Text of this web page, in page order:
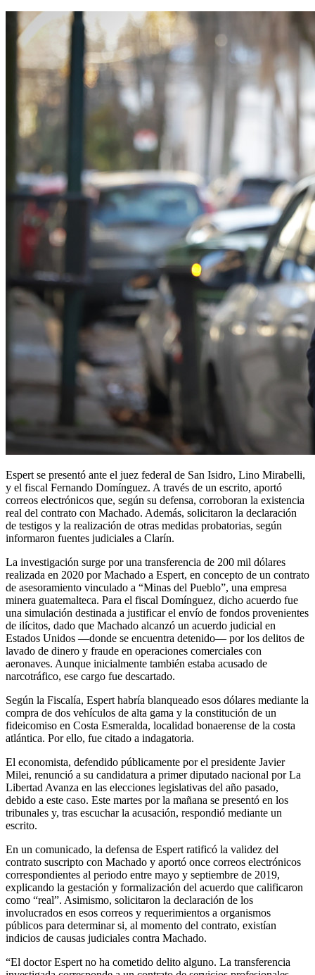
Espert se presentó ante el juez federal de San Isidro, Lino Mirabelli,
y el fiscal Fernando Domínguez. A través de un escrito, aportó
correos electrónicos que, según su defensa, corroboran la existencia
real del contrato con Machado. Además, solicitaron la declaración
de testigos y la realización de otras medidas probatorias, según
informaron fuentes judiciales a Clarín.
La investigación surge por una transferencia de 200 mil dólares
realizada en 2020 por Machado a Espert, en concepto de un contrato
de asesoramiento vinculado a “Minas del Pueblo”, una empresa
minera guatemalteca. Para el fiscal Domínguez, dicho acuerdo fue
una simulación destinada a justificar el envío de fondos provenientes
de ilícitos, dado que Machado alcanzó un acuerdo judicial en
Estados Unidos —donde se encuentra detenido— por los delitos de
lavado de dinero y fraude en operaciones comerciales con
aeronaves. Aunque inicialmente también estaba acusado de
narcotráfico, ese cargo fue descartado.
Según la Fiscalía, Espert habría blanqueado esos dólares mediante la
compra de dos vehículos de alta gama y la constitución de un
fideicomiso en Costa Esmeralda, localidad bonaerense de la costa
atlántica. Por ello, fue citado a indagatoria.
El economista, defendido públicamente por el presidente Javier
Milei, renunció a su candidatura a primer diputado nacional por La
Libertad Avanza en las elecciones legislativas del año pasado,
debido a este caso. Este martes por la mañana se presentó en los
tribunales y, tras escuchar la acusación, respondió mediante un
escrito.
En un comunicado, la defensa de Espert ratificó la validez del
contrato suscripto con Machado y aportó once correos electrónicos
correspondientes al periodo entre mayo y septiembre de 2019,
explicando la gestación y formalización del acuerdo que calificaron
como “real”. Asimismo, solicitaron la declaración de los
involucrados en esos correos y requerimientos a organismos
públicos para determinar si, al momento del contrato, existían
indicios de causas judiciales contra Machado.
“El doctor Espert no ha cometido delito alguno. La transferencia